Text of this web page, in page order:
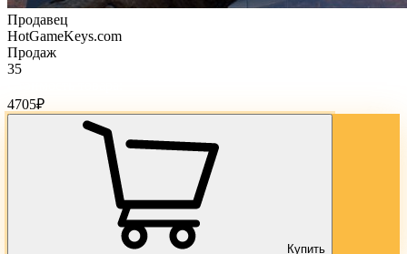
Продавец
HotGameKeys.com
Продаж
35
4705₽
Купить